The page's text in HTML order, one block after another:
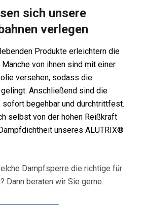
sich unsere
verlegen
Produkte erleichtern die
von ihnen sind mit einer
versehen, sodass die
Anschließend sind die
sofort begehbar und durchtrittfest.
selbst von der hohen Reißkraft
unseres ALUTRIX®
Dampfsperre die richtige für
Dann beraten wir Sie gerne.